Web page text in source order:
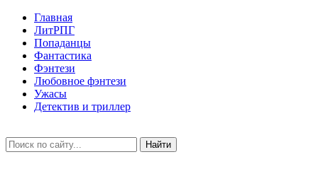
Главная
ЛитРПГ
Попаданцы
Фантастика
Фэнтези
Любовное фэнтези
Ужасы
Детектив и триллер
Найти